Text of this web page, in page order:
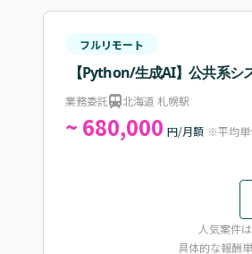
フルリモート
【Python/生成AI】公共系シ
業務委託 北海道 札幌駅
~ 680,000 円/月額 ※平均単
人気案件
具体的な報酬